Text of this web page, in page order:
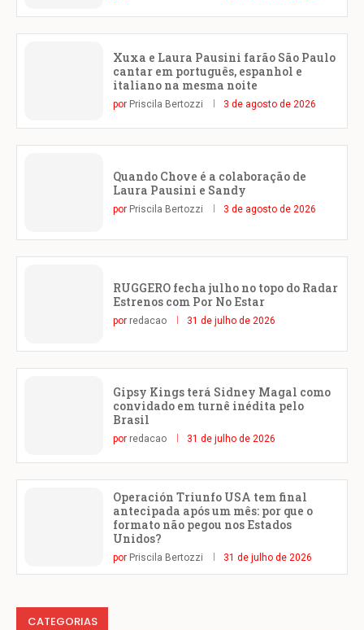
Xuxa e Laura Pausini farão São Paulo
cantar em português, espanhol e
italiano na mesma noite
por Priscila Bertozzi 3 de agosto de 2026
Quando Chove é a colaboração de
Laura Pausini e Sandy
por Priscila Bertozzi 3 de agosto de 2026
RUGGERO fecha julho no topo do Radar
Estrenos com Por No Estar
por redacao 31 de julho de 2026
Gipsy Kings terá Sidney Magal como
convidado em turnê inédita pelo
Brasil
por redacao 31 de julho de 2026
Operación Triunfo USA tem final
antecipada após um mês: por que o
formato não pegou nos Estados
Unidos?
por Priscila Bertozzi 31 de julho de 2026
CATEGORIAS